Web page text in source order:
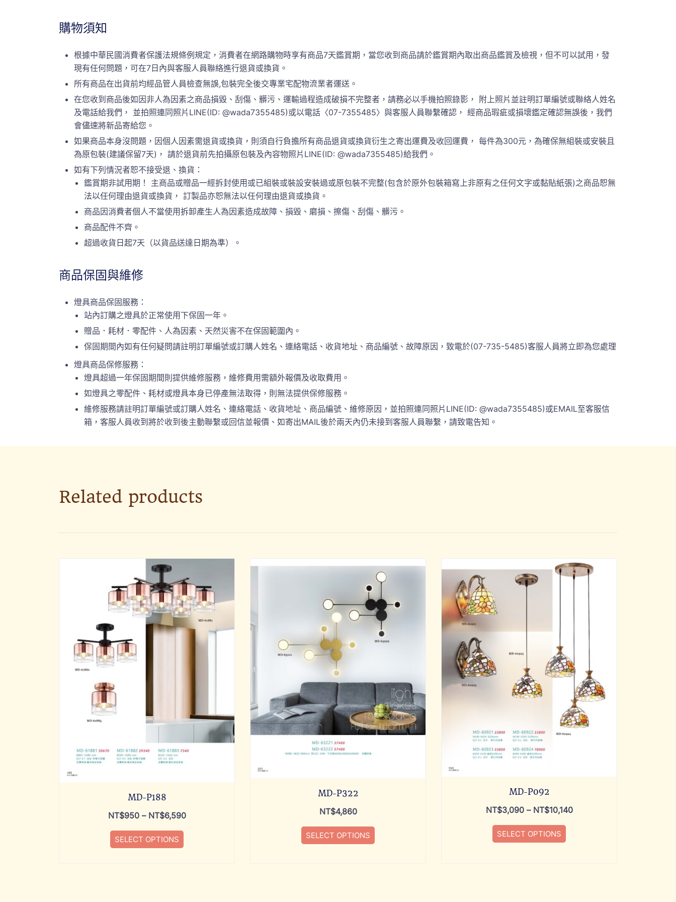
購物須知
根據中華民國消費者保護法規條例規定，消費者在網路購物時享有商品7天鑑賞期，當您收到商品請於鑑賞期內取出商品鑑賞及檢視，但不可以試用，發
現有任何問題，可在7日內與客服人員聯絡進行退貨或換貨。
所有商品在出貨前均經品管人員檢查無誤,包裝完全後交專業宅配物流業者運送。
在您收到商品後如因非人為因素之商品損毀、刮傷、髒污、運輸過程造成破損不完整者，請務必以手機拍照錄影， 附上照片並註明訂單編號或聯絡人姓名
及電話給我們， 並拍照連同照片LINE(ID: @wada7355485)或以電話〈07-7355485〉與客服人員聯繫確認， 經商品瑕疵或損壞鑑定確認無誤後，我們
會儘速將新品寄給您。
如果商品本身沒問題，因個人因素需退貨或換貨，則須自行負擔所有商品退貨或換貨衍生之寄出運費及收回運費， 每件為300元，為確保無組裝或安裝且
為原包裝(建議保留7天)， 請於退貨前先拍攝原包裝及內容物照片LINE(ID: @wada7355485)給我們。
如有下列情況者恕不接受退、換貨：
鑑賞期非試用期！ 主商品或贈品一經拆封使用或已組裝或裝設安裝過或原包裝不完整(包含於原外包裝箱寫上非原有之任何文字或黏貼紙張)之商品恕無
法以任何理由退貨或換貨， 訂製品亦恕無法以任何理由退貨或換貨。
商品因消費者個人不當使用拆卸產生人為因素造成故障、損毀、磨損、擦傷、刮傷、髒污。
商品配件不齊。
超過收貨日起7天（以貨品送達日期為準）。
商品保固與維修
燈具商品保固服務：
站內訂購之燈具於正常使用下保固一年。
贈品．耗材．零配件、人為因素、天然災害不在保固範圍內。
保固期間內如有任何疑問請註明訂單編號或訂購人姓名、連絡電話、收貨地址、商品編號、故障原因，致電於(07-735-5485)客服人員將立即為您處理
燈具商品保修服務：
燈具超過一年保固期間則提供維修服務，維修費用需額外報價及收取費用。
如燈具之零配件、耗材或燈具本身已停產無法取得，則無法提供保修服務。
維修服務請註明訂單編號或訂購人姓名、連絡電話、收貨地址、商品編號、維修原因，並拍照連同照片LINE(ID: @wada7355485)或EMAIL至客服信
箱，客服人員收到將於收到後主動聯繫或回信並報價、如寄出MAIL後於兩天內仍未接到客服人員聯繫，請致電告知。
Related products
MD-P188
NT$950– NT$6,590
SELECT OPTIONS
MD-P322
NT$4,860
SELECT OPTIONS
MD-P092
NT$3,090– NT$10,140
SELECT OPTIONS